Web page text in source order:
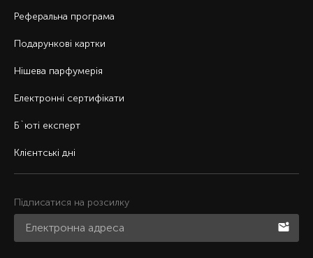
Реферальна програма
Подарункові картки
Нішева парфумерія
Електронні сертифікати
Б`юті експерт
Клієнтські дні
Підписатися на розсилку